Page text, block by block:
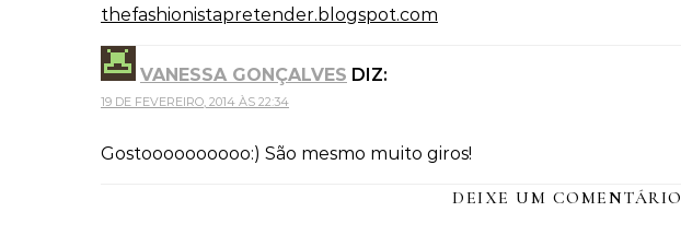
thefashionistapretender.blogspot.com
VANESSA GONÇALVES DIZ:
19 DE FEVEREIRO, 2014 ÀS 22:34
Gostoooooooooo:) São mesmo muito giros!
DEIXE UM COMENTÁRIO